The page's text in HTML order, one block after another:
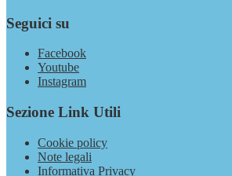
Seguici su
Facebook
Youtube
Instagram
Sezione Link Utili
Cookie policy
Note legali
Informativa Privacy